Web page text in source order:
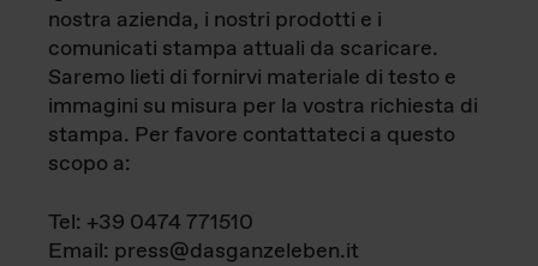
nostra azienda, i nostri prodotti e i
comunicati stampa attuali da scaricare.
Saremo lieti di fornirvi materiale di testo e
immagini su misura per la vostra richiesta di
stampa. Per favore contattateci a questo
scopo a:
Tel: +39 0474 771510
Email: press@dasganzeleben.it